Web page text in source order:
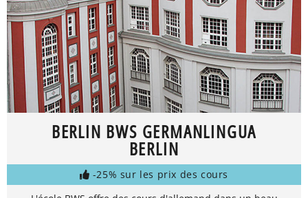
BERLIN BWS GERMANLINGUA
BERLIN
-25% sur les prix des cours